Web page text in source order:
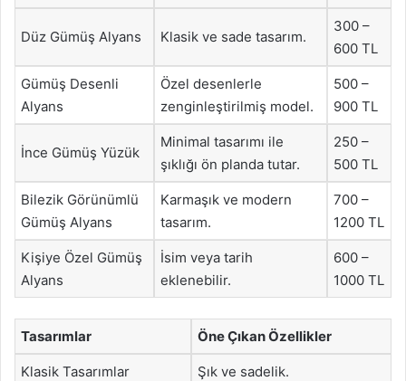
Düz Gümüş Alyans Klasik ve sade tasarım.
300 –
600 TL
Gümüş Desenli
Alyans
Özel desenlerle
zenginleştirilmiş model.
500 –
900 TL
İnce Gümüş Yüzük
Minimal tasarımı ile
şıklığı ön planda tutar.
250 –
500 TL
Bilezik Görünümlü
Gümüş Alyans
Karmaşık ve modern
tasarım.
700 –
1200 TL
Kişiye Özel Gümüş
Alyans
İsim veya tarih
eklenebilir.
600 –
1000 TL
Tasarımlar Öne Çıkan Özellikler
Klasik Tasarımlar Şık ve sadelik.